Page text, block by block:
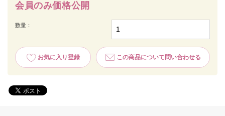
会員のみ価格公開
数量：
お気に入り登録 この商品について問い合わせる